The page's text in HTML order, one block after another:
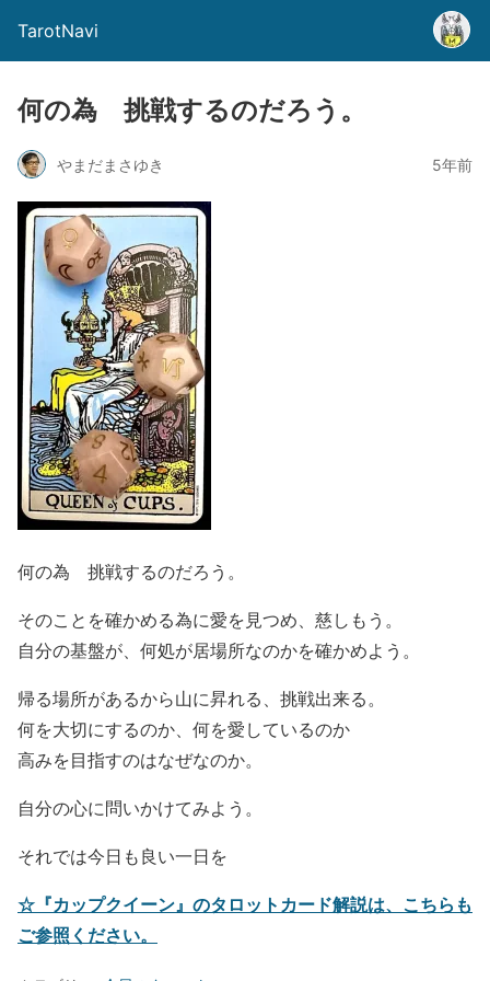
TarotNavi
何の為 挑戦するのだろう。
やまだまさゆき 5年前
何の為 挑戦するのだろう。
そのことを確かめる為に愛を見つめ、慈しもう。
自分の基盤が、何処が居場所なのかを確かめよう。
帰る場所があるから山に昇れる、挑戦出来る。
何を大切にするのか、何を愛しているのか
高みを目指すのはなぜなのか。
自分の心に問いかけてみよう。
それでは今日も良い一日を
☆『カップクイーン』のタロットカード解説は、こちらも
ご参照ください。